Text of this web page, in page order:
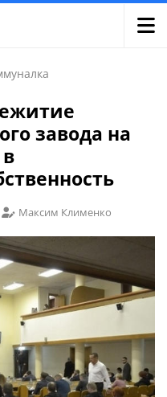
завода на
Максим Клименко